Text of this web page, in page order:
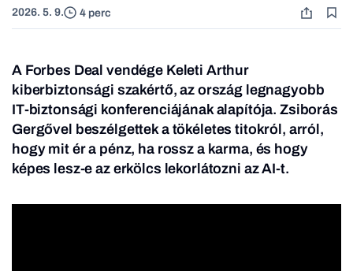
2026. 5. 9. 4 perc
A Forbes Deal vendége Keleti Arthur
kiberbiztonsági szakértő, az ország legnagyobb
IT-biztonsági konferenciájának alapítója. Zsiborás
Gergővel beszélgettek a tökéletes titokról, arról,
hogy mit ér a pénz, ha rossz a karma, és hogy
képes lesz-e az erkölcs lekorlátozni az AI-t.